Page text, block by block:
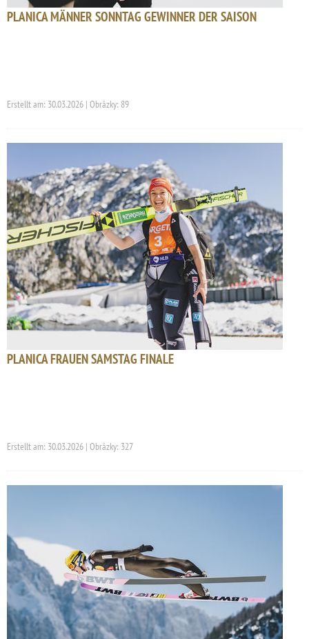
PLANICA MÄNNER SONNTAG GEWINNER DER SAISON
Erstellt am: 30.03.2026 | Obrázky: 89
PLANICA FRAUEN SAMSTAG FINALE
Erstellt am: 30.03.2026 | Obrázky: 327